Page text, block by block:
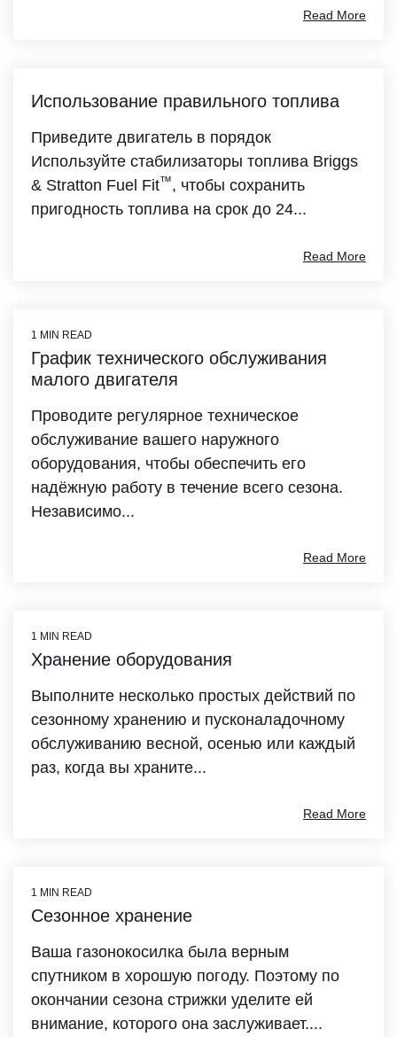
Read More
Использование правильного топлива
Приведите двигатель в порядок
Используйте стабилизаторы топлива Briggs
& Stratton Fuel Fit™, чтобы сохранить
пригодность топлива на срок до 24...
Read More
1 MIN READ
График технического обслуживания
малого двигателя
Проводите регулярное техническое
обслуживание вашего наружного
оборудования, чтобы обеспечить его
надёжную работу в течение всего сезона.
Независимо...
Read More
1 MIN READ
Хранение оборудования
Выполните несколько простых действий по
сезонному хранению и пусконаладочному
обслуживанию весной, осенью или каждый
раз, когда вы храните...
Read More
1 MIN READ
Сезонное хранение
Ваша газонокосилка была верным
спутником в хорошую погоду. Поэтому по
окончании сезона стрижки уделите ей
внимание, которого она заслуживает....